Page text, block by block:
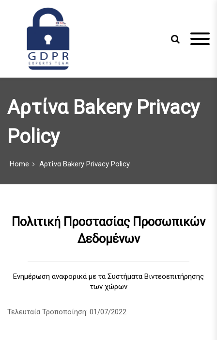
o GDPR Experts
Team
Αρτίνα Bakery Privacy
Policy
Home Αρτίνα Bakery Privacy Policy
Πολιτική Προστασίας Προσωπικών
Δεδομένων
Ενημέρωση αναφορικά με τα Συστήματα Βιντεοεπιτήρησης
των χώρων
Τελευταία Τροποποίηση: 01/07/2022